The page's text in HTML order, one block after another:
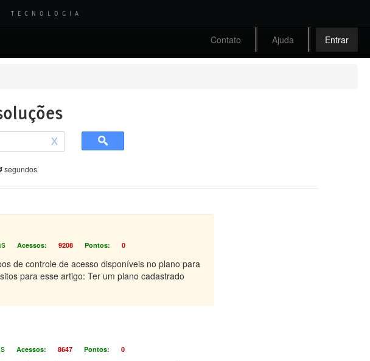
Contato Ajuda Entrar
x
segundos
Acessos: 9208 Pontos: 0
de controle de acesso disponíveis no plano para
para esse artigo: Ter um plano cadastrado
Acessos: 8647 Pontos: 0